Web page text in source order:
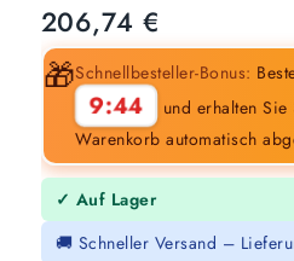
206,74€
🎁Schnellbesteller-Bonus:
9:43 und erhalten Sie
Warenkorb automatisch
✓ Auf Lager
🚚 Schneller Versand –